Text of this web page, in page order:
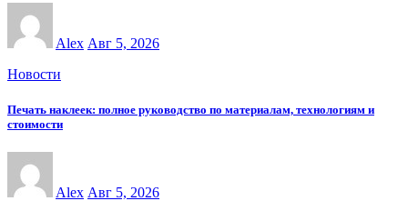
Alex Авг 5, 2026
Новости
Печать наклеек: полное руководство по материалам, технологиям и
стоимости
Alex Авг 5, 2026